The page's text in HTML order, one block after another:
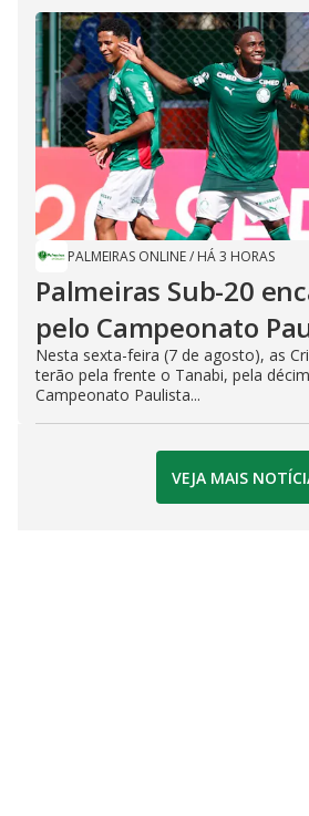
PALMEIRAS ONLINE/ HÁ 3 HORAS
Palmeiras Sub-20
pelo Campeonato
Nesta sexta-feira (7 de agosto), as
terão pela frente o Tanabi, pela
Campeonato Paulista...
VEJA MAIS